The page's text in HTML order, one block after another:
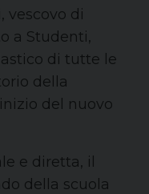
vescovo di
a Studenti,
di tutte le
della
del nuovo
e diretta, il
della scuola